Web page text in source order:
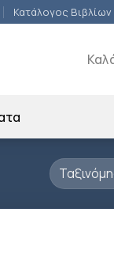
Κατάλογος Βιβλίων